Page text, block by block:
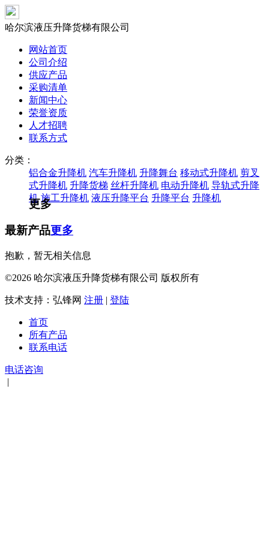
哈尔滨液压升降货梯有限公司
网站首页
公司介绍
供应产品
采购清单
新闻中心
荣誉资质
人才招聘
联系方式
分类：
铝合金升降机 汽车升降机 升降舞台 移动式升降机 剪叉
式升降机 升降货梯 丝杆升降机 电动升降机 导轨式升降
机 施工升降机 液压升降平台 升降平台 升降机
更多
最新产品更多
抱歉，暂无相关信息
©2026 哈尔滨液压升降货梯有限公司 版权所有
技术支持：弘锋网 注册 | 登陆
首页
所有产品
联系电话
电话咨询
|